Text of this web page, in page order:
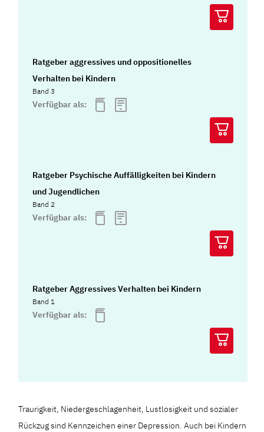
Ratgeber aggressives und oppositionelles
Verhalten bei Kindern
Band 3
Verfügbar als:
Ratgeber Psychische Auffälligkeiten bei Kindern
und Jugendlichen
Band 2
Verfügbar als:
Ratgeber Aggressives Verhalten bei Kindern
Band 1
Verfügbar als:
Traurigkeit, Niedergeschlagenheit, Lustlosigkeit und sozialer
Rückzug sind Kennzeichen einer Depression. Auch bei Kindern